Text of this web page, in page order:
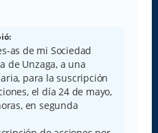
as de mi Sociedad
de Unzaga, a una
para la suscripción
el día 24 de mayo,
en segunda